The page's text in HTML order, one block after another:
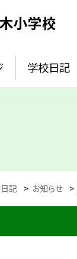
小学校
学校日記
記 > お知らせ >